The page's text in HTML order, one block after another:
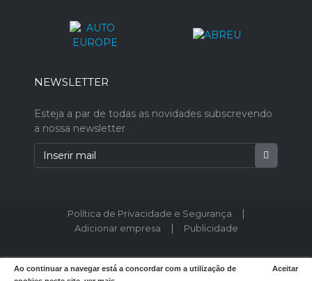
NEWSLETTER
Esteja a par de todas as novidades subscrevendo
a nossa newsletter
Política de Privacidade e Segurança |
Adicionar empresa | Publicidade
© 2026 Postodeturismo.pt - Todos os direitos reservados. Designed by
Ao continuar a navegar está a concordar com a utilização de
Aceitar